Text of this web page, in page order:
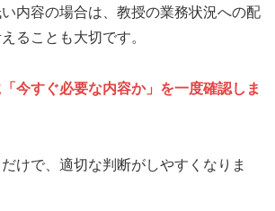
内容の場合は、教授の業務状況への配
ることも大切です。
今すぐ必要な内容か」を一度確認しま
けで、適切な判断がしやすくなりま